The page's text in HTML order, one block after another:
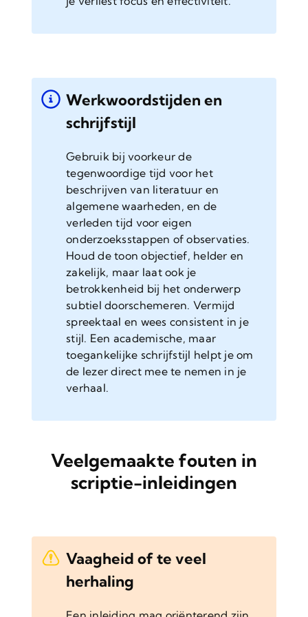
Werkwoordstijden en
schrijfstijl
Gebruik bij voorkeur de
tegenwoordige tijd voor het
beschrijven van literatuur en
algemene waarheden, en de
verleden tijd voor eigen
onderzoeksstappen of observaties.
Houd de toon objectief, helder en
zakelijk, maar laat ook je
betrokkenheid bij het onderwerp
subtiel doorschemeren. Vermijd
spreektaal en wees consistent in je
stijl. Een academische, maar
toegankelijke schrijfstijl helpt je om
de lezer direct mee te nemen in je
verhaal.
Veelgemaakte fouten in
scriptie-inleidingen
Vaagheid of te veel
herhaling